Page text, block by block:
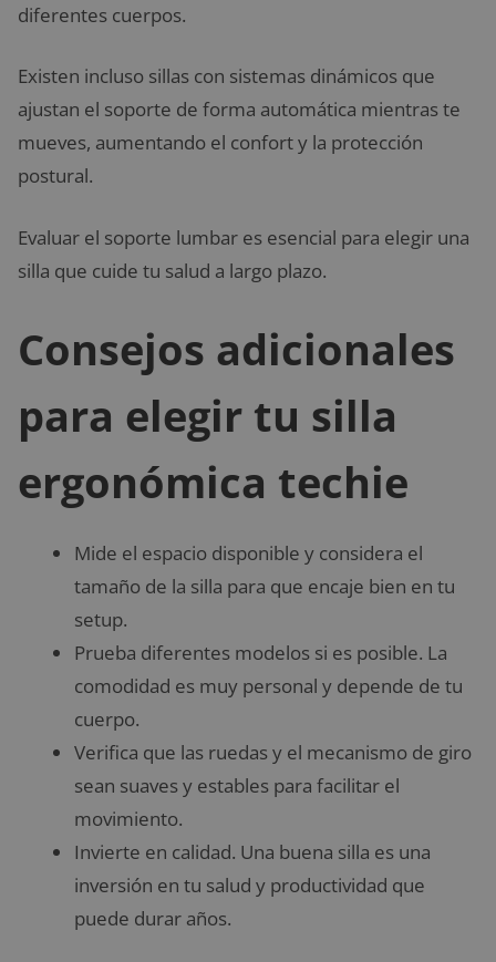
diferentes cuerpos.
Existen incluso sillas con sistemas dinámicos que
ajustan el soporte de forma automática mientras te
mueves, aumentando el confort y la protección
postural.
Evaluar el soporte lumbar es esencial para elegir una
silla que cuide tu salud a largo plazo.
Consejos adicionales
para elegir tu silla
ergonómica techie
Mide el espacio disponible y considera el
tamaño de la silla para que encaje bien en tu
setup.
Prueba diferentes modelos si es posible. La
comodidad es muy personal y depende de tu
cuerpo.
Verifica que las ruedas y el mecanismo de giro
sean suaves y estables para facilitar el
movimiento.
Invierte en calidad. Una buena silla es una
inversión en tu salud y productividad que
puede durar años.